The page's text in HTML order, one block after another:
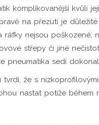
komplikovanější kvůli
na přezutí je důležité
ráfky nejsou poškozené,
střepy či jiné
pneumatika sedí
tvrdí, že s nízkoprofilovými
nastat potíže během